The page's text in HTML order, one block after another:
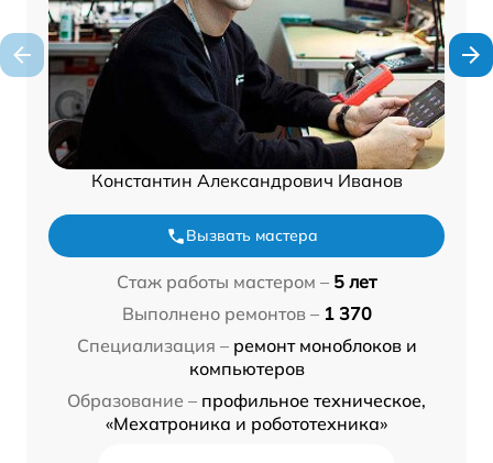
Константин Александрович Иванов
Вызвать мастера
Стаж работы мастером – 5 лет
Выполнено ремонтов – 1 370
Специализация – ремонт моноблоков и
компьютеров
Образование – профильное техническое,
«Мехатроника и робототехника»